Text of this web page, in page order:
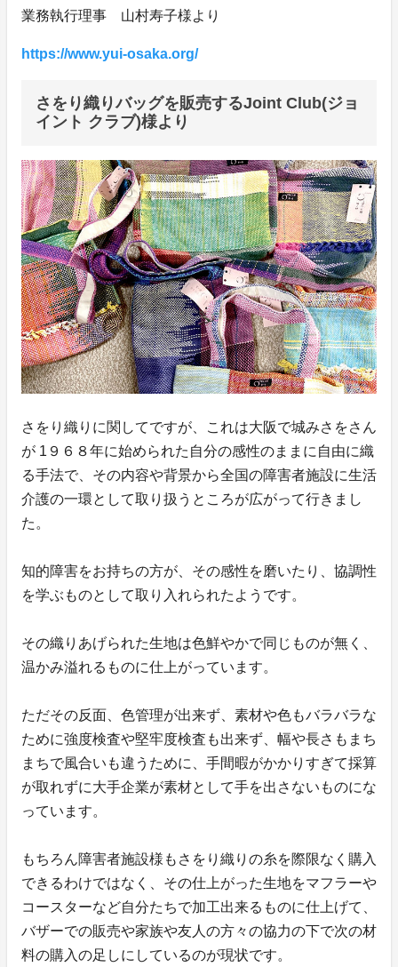
業務執行理事 山村寿子様より
https://www.yui-osaka.org/
さをり織りバッグを販売するJoint Club(ジョ
イント クラブ)様より
さをり織りに関してですが、これは大阪で城みさをさん
が 1９６８年に始められた自分の感性のままに自由に織
る手法で、その内容や背景から全国の障害者施設に生活
介護の一環として取り扱うところが広がって行きまし
た。
知的障害をお持ちの方が、その感性を磨いたり、協調性
を学ぶものとして取り入れられたようです。
その織りあげられた生地は色鮮やかで同じものが無く、
温かみ溢れるものに仕上がっています。
ただその反面、色管理が出来ず、素材や色もバラバラな
ために強度検査や堅牢度検査も出来ず、幅や長さもまち
まちで風合いも違うために、手間暇がかかりすぎて採算
が取れずに大手企業が素材として手を出さないものにな
っています。
もちろん障害者施設様もさをり織りの糸を際限なく購入
できるわけではなく、その仕上がった生地をマフラーや
コースターなど自分たちで加工出来るものに仕上げて、
バザーでの販売や家族や友人の方々の協力の下で次の材
料の購入の足しにしているのが現状です。